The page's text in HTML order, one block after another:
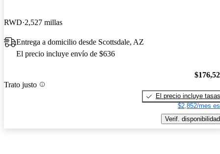
RWD 2,527 millas
Entrega a domicilio desde Scottsdale, AZ
El precio incluye envío de $636
Trato justo
El precio incluye tasas
$2,852/mes
Verif. disponibilidad